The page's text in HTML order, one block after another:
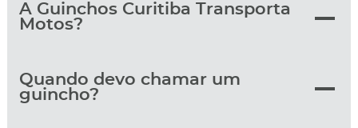
A Guinchos Curitiba Transporta
Motos?
Quando devo chamar um
guincho?